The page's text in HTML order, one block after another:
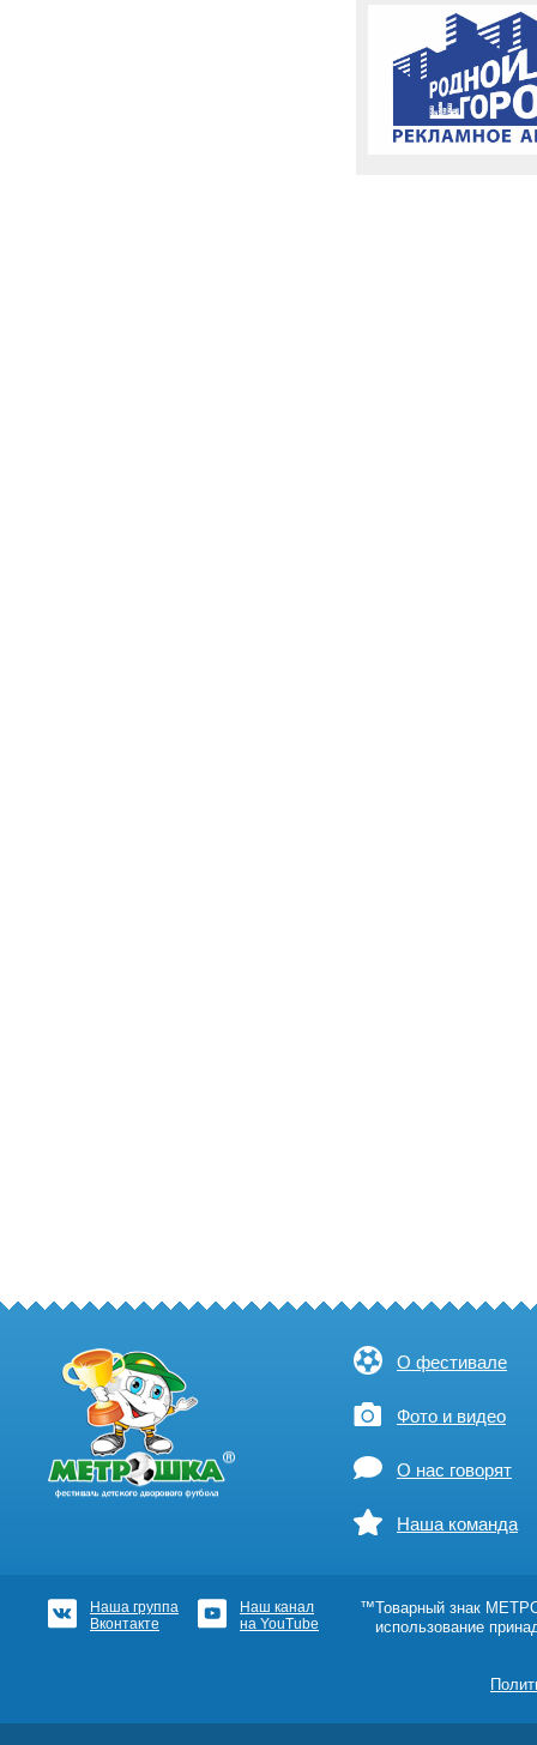
О фестивале
Фото и видео
О нас говорят
Наша команда
Наша группа
Вконтакте
Наш канал
на YouTube
™Товарный знак
использование